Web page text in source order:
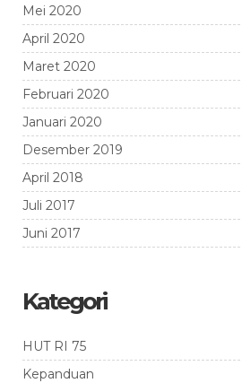
Mei 2020
April 2020
Maret 2020
Februari 2020
Januari 2020
Desember 2019
April 2018
Juli 2017
Juni 2017
Kategori
HUT RI 75
Kepanduan